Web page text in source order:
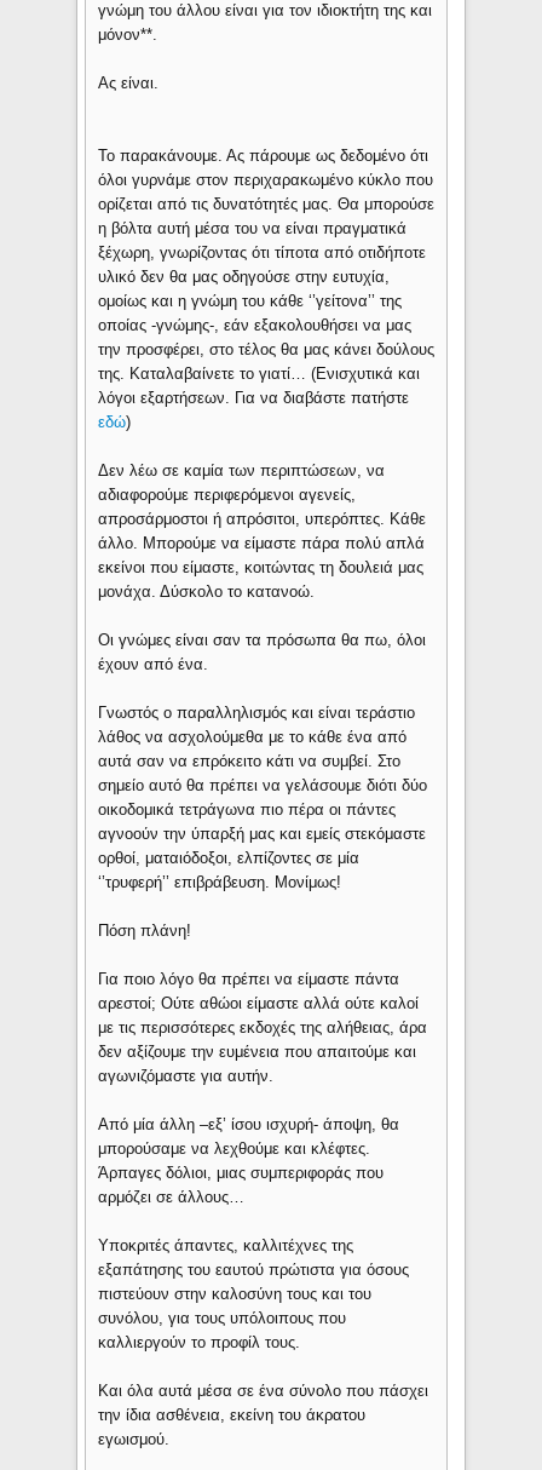
γνώμη του άλλου είναι για τον ιδιοκτήτη της και
μόνον**.
Ας είναι.
Το παρακάνουμε. Ας πάρουμε ως δεδομένο ότι
όλοι γυρνάμε στον περιχαρακωμένο κύκλο που
ορίζεται από τις δυνατότητές μας. Θα μπορούσε
η βόλτα αυτή μέσα του να είναι πραγματικά
ξέχωρη, γνωρίζοντας ότι τίποτα από οτιδήποτε
υλικό δεν θα μας οδηγούσε στην ευτυχία,
ομοίως και η γνώμη του κάθε ‘’γείτονα’’ της
οποίας -γνώμης-, εάν εξακολουθήσει να μας
την προσφέρει, στο τέλος θα μας κάνει δούλους
της. Καταλαβαίνετε το γιατί… (Ενισχυτικά και
λόγοι εξαρτήσεων. Για να διαβάστε πατήστε
εδώ)
Δεν λέω σε καμία των περιπτώσεων, να
αδιαφορούμε περιφερόμενοι αγενείς,
απροσάρμοστοι ή απρόσιτοι, υπερόπτες. Κάθε
άλλο. Μπορούμε να είμαστε πάρα πολύ απλά
εκείνοι που είμαστε, κοιτώντας τη δουλειά μας
μονάχα. Δύσκολο το κατανοώ.
Οι γνώμες είναι σαν τα πρόσωπα θα πω, όλοι
έχουν από ένα.
Γνωστός ο παραλληλισμός και είναι τεράστιο
λάθος να ασχολούμεθα με το κάθε ένα από
αυτά σαν να επρόκειτο κάτι να συμβεί. Στο
σημείο αυτό θα πρέπει να γελάσουμε διότι δύο
οικοδομικά τετράγωνα πιο πέρα οι πάντες
αγνοούν την ύπαρξή μας και εμείς στεκόμαστε
ορθοί, ματαιόδοξοι, ελπίζοντες σε μία
‘’τρυφερή’’ επιβράβευση. Μονίμως!
Πόση πλάνη!
Για ποιο λόγο θα πρέπει να είμαστε πάντα
αρεστοί; Ούτε αθώοι είμαστε αλλά ούτε καλοί
με τις περισσότερες εκδοχές της αλήθειας, άρα
δεν αξίζουμε την ευμένεια που απαιτούμε και
αγωνιζόμαστε για αυτήν.
Από μία άλλη –εξ’ ίσου ισχυρή- άποψη, θα
μπορούσαμε να λεχθούμε και κλέφτες.
Άρπαγες δόλιοι, μιας συμπεριφοράς που
αρμόζει σε άλλους…
Υποκριτές άπαντες, καλλιτέχνες της
εξαπάτησης του εαυτού πρώτιστα για όσους
πιστεύουν στην καλοσύνη τους και του
συνόλου, για τους υπόλοιπους που
καλλιεργούν το προφίλ τους.
Και όλα αυτά μέσα σε ένα σύνολο που πάσχει
την ίδια ασθένεια, εκείνη του άκρατου
εγωισμού.